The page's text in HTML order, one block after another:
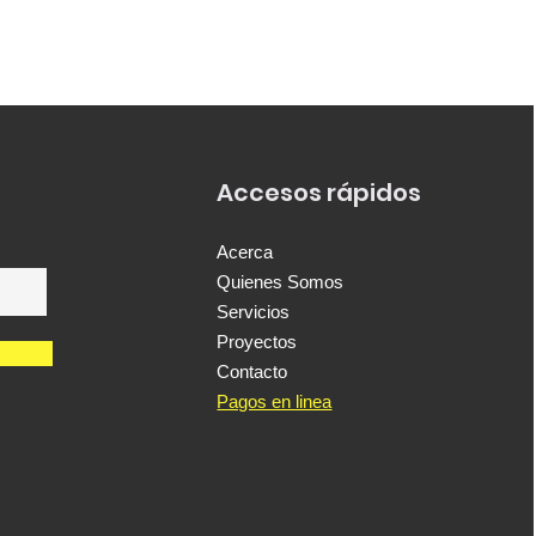
Accesos rápidos
Acerca
Quienes Somos
Servicios
Proyectos
Contacto
Pagos en linea